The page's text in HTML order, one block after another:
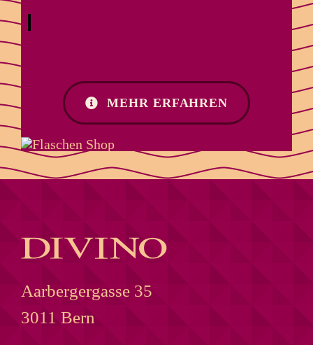
MEHR ERFAHREN
Aarbergergasse 35
3011 Bern